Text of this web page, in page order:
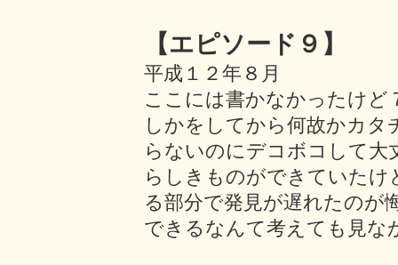
【エピソード９】
平成１２年８月
ここには書かなかったけど
しかをしてから何故かカ
らないのにデコボコして大
らしきものができていた
る部分で発見が遅れたのが
できるなんて考えても見な